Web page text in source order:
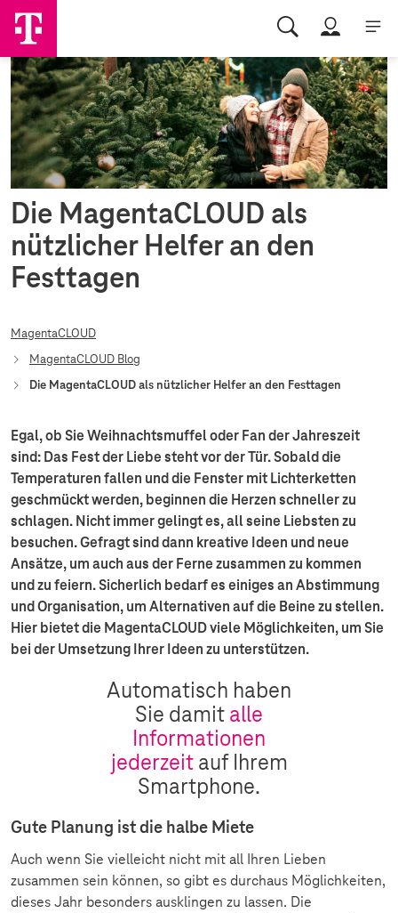
Die MagentaCLOUD als
nützlicher Helferan den
Festtagen
MagentaCLOUD
MagentaCLOUD Blog
Die MagentaCLOUD als nützlicher Helfer an den Festtagen
Egal, ob Sie Weihnachtsmuffel oder Fan der Jahreszeit
sind: Das Fest der Liebe steht vor der Tür. Sobald die
Temperaturen fallen und die Fenster mit Lichterketten
geschmückt werden, beginnen die Herzen schneller zu
schlagen. Nicht immer gelingt es, all seine Liebsten zu
besuchen. Gefragt sind dann kreative Ideen und neue
Ansätze, um auch aus der Ferne zusammen zu kommen
und zu feiern. Sicherlich bedarf es einiges an Abstimmung
und Organisation, um Alternativen auf die Beine zu stellen.
Hier bietet die MagentaCLOUD viele Möglichkeiten, um Sie
bei der Umsetzung Ihrer Ideen zu unterstützen.
Automatisch haben
Sie damitalle
Informationen
jederzeitauf Ihrem
Smartphone.
Gute Planung ist die halbe Miete
Auch wenn Sie vielleicht nicht mit all Ihren Lieben
zusammen sein können, so gibt es durchaus Möglichkeiten,
dieses Jahr besonders ausklingen zu lassen. Die